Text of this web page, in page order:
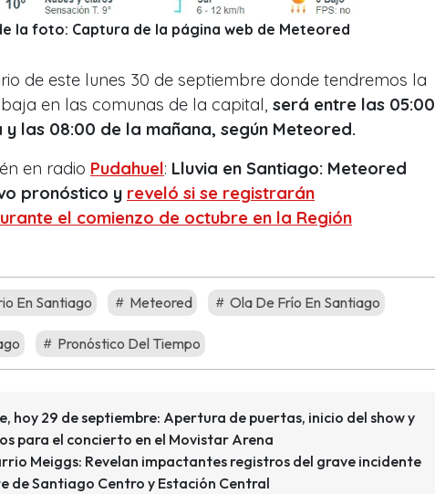
la foto: Captura de la página web de Meteored
de este lunes 30 de septiembre donde tendremos la
en las comunas de la capital, será entre las 05:00
las 08:00 de la mañana, según Meteored.
en radio Pudahuel: Lluvia en Santiago: Meteored
pronóstico y reveló si se registrarán
el comienzo de octubre en la Región
En Santiago Meteored Ola De Frío En Santiago
Pronóstico Del Tiempo
hoy 29 de septiembre: Apertura de puertas, inicio del show y
para el concierto en el Movistar Arena
Meiggs: Revelan impactantes registros del grave incidente
de Santiago Centro y Estación Central